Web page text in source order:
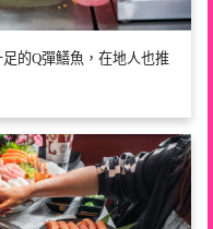
的Q彈鱔魚，在地人也推